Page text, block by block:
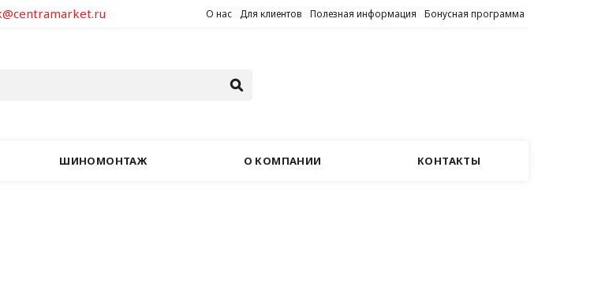
О нас Для клиентов Полезная информация Бонусная программа
ШИНОМОНТАЖ О КОМПАНИИ КОНТАКТЫ